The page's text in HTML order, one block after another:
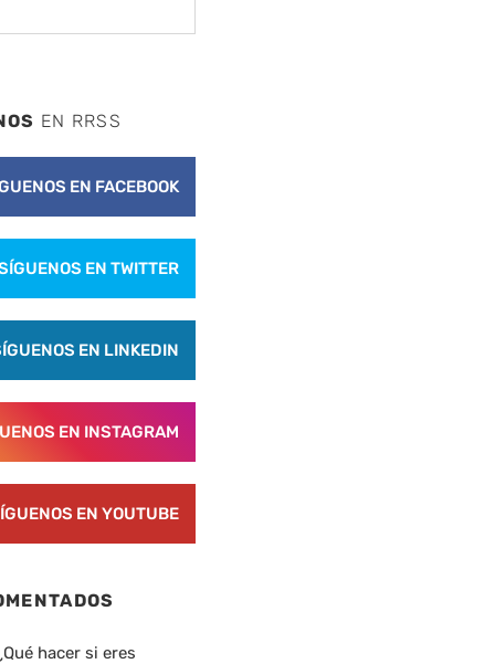
EN RRSS
EN FACEBOOK
EN TWITTER
EN LINKEDIN
EN INSTAGRAM
EN YOUTUBE
hacer si eres